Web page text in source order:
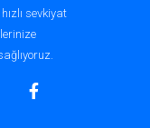
Uygunluk:
sevkiyat